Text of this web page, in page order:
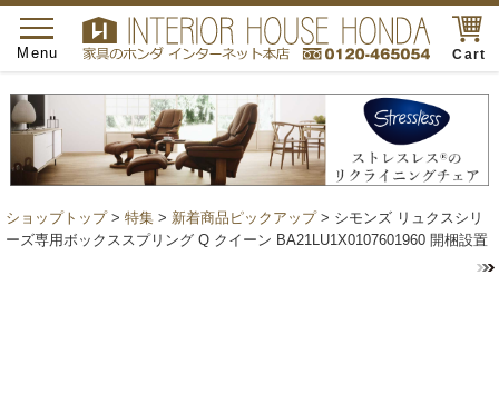
Cart
toggle
navigation
Menu
ショップトップ> 特集 > 新着商品ピックアップ> シモンズ リュクスシリ
ーズ専用ボックススプリング Q クイーン BA21LU1X0107601960 開梱設置